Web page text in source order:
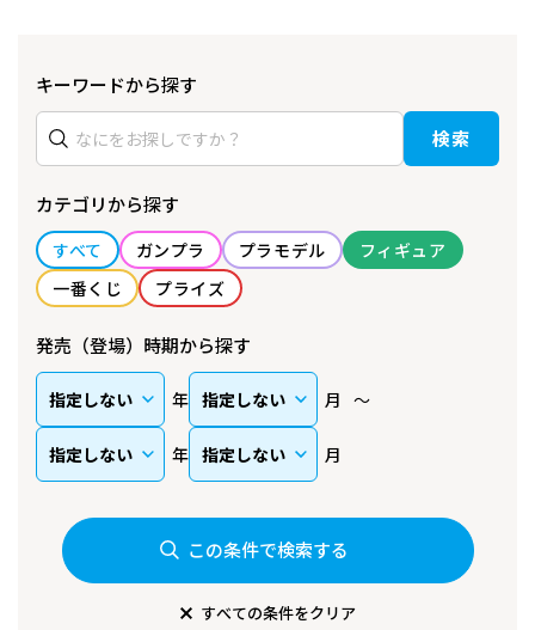
キーワードから探す
検索
カテゴリから探す
すべて ガンプラ プラモデル
フィギュア
一番くじ
プライズ
発売（登場）時期から探す
年 月
年 月
この条件で検索する
すべての条件をクリア